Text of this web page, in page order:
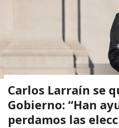
Carlos Larraín se
Gobierno: “Han
perdamos las